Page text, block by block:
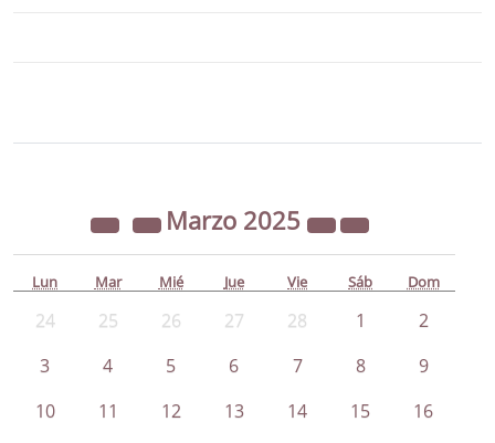
Marzo 2025
Lun Mar Mié Jue Vie Sáb Dom
24 25 26 27 28 1
2
3
4 5 6 7 8
9
10
11 12 13 14 15 16